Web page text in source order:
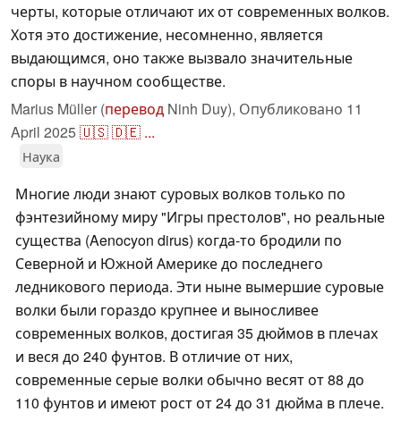
черты, которые отличают их от современных волков.
Хотя это достижение, несомненно, является
выдающимся, оно также вызвало значительные
споры в научном сообществе.
Marius Müller (перевод Ninh Duy), Опубликовано 11
April 2025🇺🇸🇩🇪 ...
Наука
Многие люди знают суровых волков только по
фэнтезийному миру "Игры престолов", но реальные
существа (Aenocyon dirus) когда-то бродили по
Северной и Южной Америке до последнего
ледникового периода. Эти ныне вымершие суровые
волки были гораздо крупнее и выносливее
современных волков, достигая 35 дюймов в плечах
и веся до 240 фунтов. В отличие от них,
современные серые волки обычно весят от 88 до
110 фунтов и имеют рост от 24 до 31 дюйма в плече.